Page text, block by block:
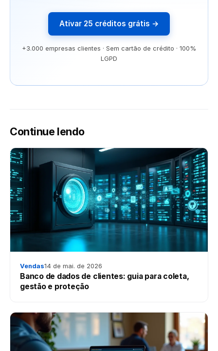
Ativar 25 créditos grátis →
+3.000 empresas clientes · Sem cartão de crédito · 100%
LGPD
Continue lendo
Vendas14 de mai. de 2026
Banco de dados de clientes: guia para coleta,
gestão e proteção